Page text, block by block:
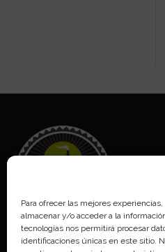
Para ofrecer las mejores
almacenar y/o acceder a la
tecnologías nos permitirá procesar
identificaciones únicas en este sitio.